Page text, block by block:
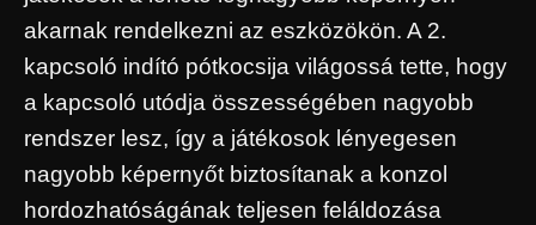
akarnak rendelkezni az eszközökön. A 2.
kapcsoló indító pótkocsija világossá tette, hogy
a kapcsoló utódja összességében nagyobb
rendszer lesz, így a játékosok lényegesen
nagyobb képernyőt biztosítanak a konzol
hordozhatóságának teljesen feláldozása